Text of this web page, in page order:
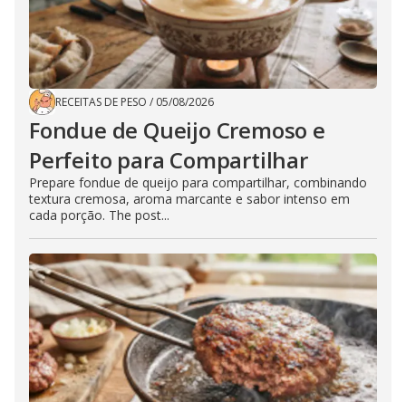
RECEITAS DE PESO / 05/08/2026
Fondue de Queijo Cremoso e
Perfeito para Compartilhar
Prepare fondue de queijo para compartilhar, combinando
textura cremosa, aroma marcante e sabor intenso em
cada porção. The post...